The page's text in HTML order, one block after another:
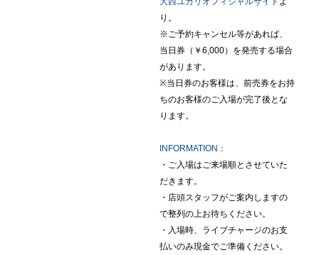
り。
※ご予約キャンセル等があれば、
当日券（￥6,000）を発売する場合
があります。
※当日券のお客様は、前売券をお持
ちのお客様のご入場が完了後とな
ります。
INFORMATION：
・ご入場はご来場順とさせていた
だきます。
・店頭スタッフがご案内しますの
で整列の上お待ちください。
・入場時、ライブチャージのお支
払いのみ現金でご準備ください。